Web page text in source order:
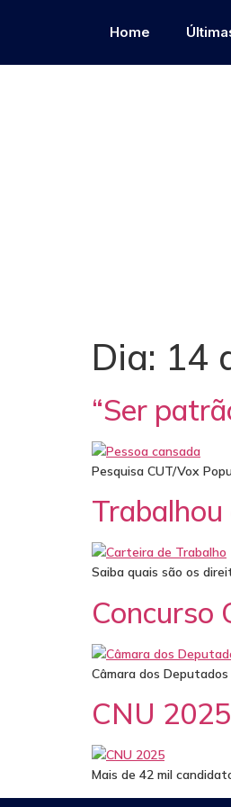
Home
Dia: 14
“Ser
Pesquisa CUT/Vox
Trabalhou
Saiba quais são os
Concurso
Câmara dos
CNU
Mais de 42 mil